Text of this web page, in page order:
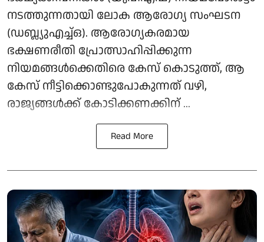
നടത്തുന്നതായി ലോക ആരോഗ്യ സംഘടന
(ഡബ്ല്യുഎച്ച്ഒ). ആരോഗ്യകരമായ
ഭക്ഷണരീതി പ്രോത്സാഹിപ്പിക്കുന്ന
നിയമങ്ങള്‍ക്കെതിരെ കേസ് കൊടുത്ത്, ആ
കേസ് നീട്ടിക്കൊണ്ടുപോകുന്നത് വഴി,
രാജ്യങ്ങള്‍ക്ക് കോടിക്കണക്കിന് ...
Read More